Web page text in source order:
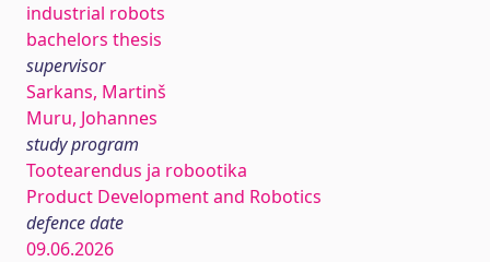
industrial robots
bachelors thesis
supervisor
Sarkans, Martinš
Muru, Johannes
study program
Tootearendus ja robootika
Product Development and Robotics
defence date
09.06.2026